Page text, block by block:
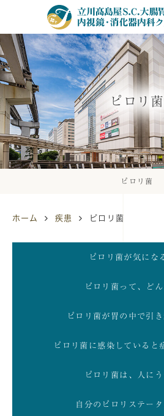
ピロリ菌
ピロリ菌
ホーム 疾患 ピロリ菌
ピロリ菌が気にな
ピロリ菌って、どん
ピロリ菌が胃の中で引
ピロリ菌に感染していると
ピロリ菌は、人にう
自分のピロリステー